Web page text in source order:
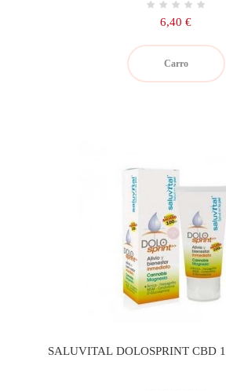
Precio
6,40 €
Carro
SALUVITAL DOLOSPRINT CBD